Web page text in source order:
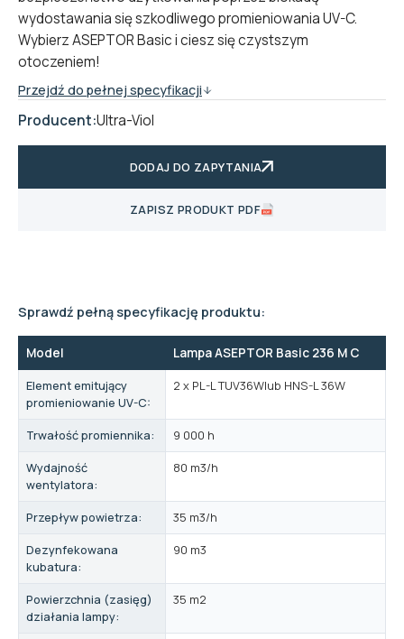
wydostawania się szkodliwego promieniowania UV-C.
Wybierz ASEPTOR Basic i ciesz się czystszym
otoczeniem!
Przejdź do pełnej specyfikacji
Producent:Ultra-Viol
DODAJ DO ZAPYTANIA
ZAPISZ PRODUKT PDF
Sprawdź pełną specyfikację produktu:
Model
Lampa ASEPTOR Basic 236 M C
Element emitujący
promieniowanie UV-C:
2 x PL-L TUV36Wlub HNS-L 36W
Trwałość promiennika:
9 000 h
Wydajność
wentylatora:
80 m3/h
Przepływ powietrza:
35 m3/h
Dezynfekowana
kubatura:
90 m3
Powierzchnia (zasięg)
działania lampy:
35 m2